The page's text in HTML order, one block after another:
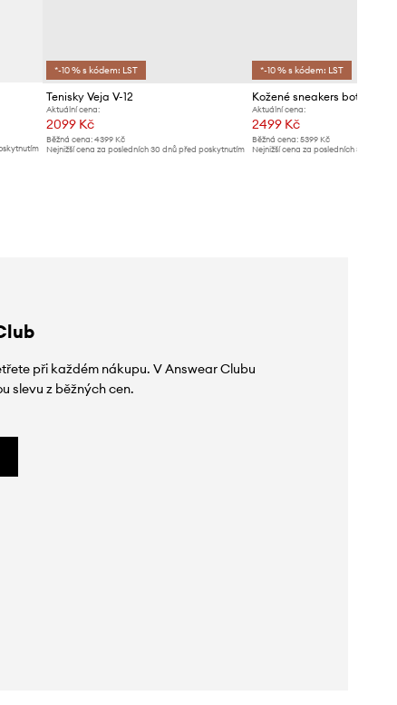
*-10 % s kódem: LST
Tenisky Veja V-12
Aktuální cena:
2099 Kč
Běžná cena:4399 Kč
Nejnižší cena za posledních 30 dnů před poskytnutím
*-10 % s kódem: LST
Aktuální cena:
2499 Kč
Běžná cena: 5399 Kč
Nejnižší cena za posledních 30 dnů
při každém nákupu. V Answear Clubu
slevu z běžných cen.